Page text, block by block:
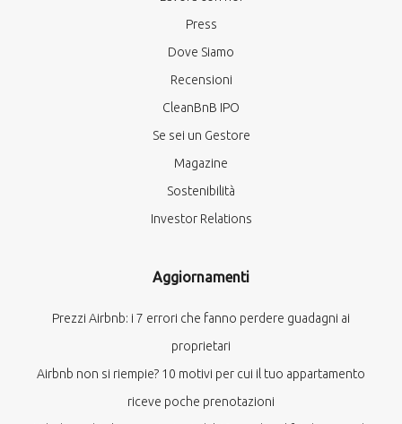
Press
Dove Siamo
Recensioni
CleanBnB IPO
Se sei un Gestore
Magazine
Sostenibilità
Investor Relations
Aggiornamenti
Prezzi Airbnb: i 7 errori che fanno perdere guadagni ai
proprietari
Airbnb non si riempie? 10 motivi per cui il tuo appartamento
riceve poche prenotazioni